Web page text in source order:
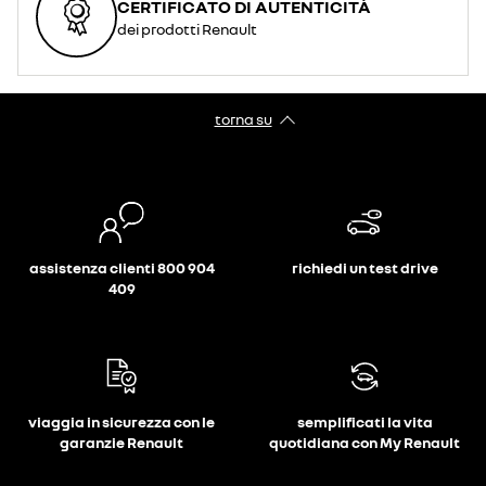
CERTIFICATO DI AUTENTICITÀ
dei prodotti Renault
torna su
assistenza clienti 800 904
409
richiedi un test drive
viaggia in sicurezza con le
garanzie Renault
semplificati la vita
quotidiana con My Renault